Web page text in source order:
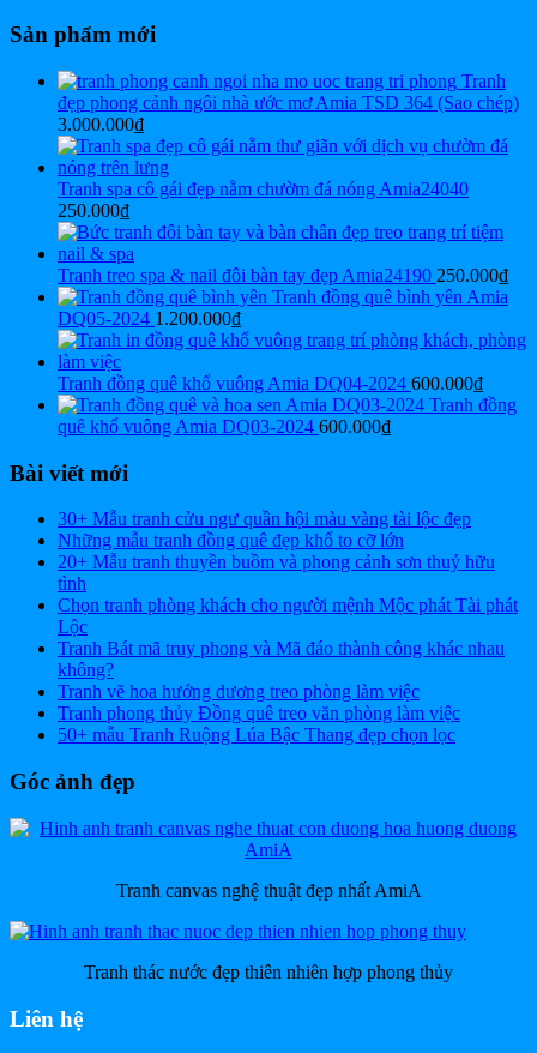
Sản phẩm mới
Tranh
đẹp phong cảnh ngôi nhà ước mơ Amia TSD 364 (Sao chép)
3.000.000₫
Tranh spa cô gái đẹp nằm chườm đá nóng Amia24040
250.000₫
Tranh treo spa & nail đôi bàn tay đẹp Amia24190 250.000₫
Tranh đồng quê bình yên Amia
DQ05-2024 1.200.000₫
Tranh đồng quê khổ vuông Amia DQ04-2024 600.000₫
Tranh đồng
quê khổ vuông Amia DQ03-2024 600.000₫
Bài viết mới
30+ Mẫu tranh cửu ngư quần hội màu vàng tài lộc đẹp
Những mẫu tranh đồng quê đẹp khổ to cỡ lớn
20+ Mẫu tranh thuyền buồm và phong cảnh sơn thuỷ hữu
tình
Chọn tranh phòng khách cho người mệnh Mộc phát Tài phát
Lộc
Tranh Bát mã truy phong và Mã đáo thành công khác nhau
không?
Tranh vẽ hoa hướng dương treo phòng làm việc
Tranh phong thủy Đồng quê treo văn phòng làm việc
50+ mẫu Tranh Ruộng Lúa Bậc Thang đẹp chọn lọc
Góc ảnh đẹp
Tranh canvas nghệ thuật đẹp nhất AmiA
Tranh thác nước đẹp thiên nhiên hợp phong thủy
Liên hệ